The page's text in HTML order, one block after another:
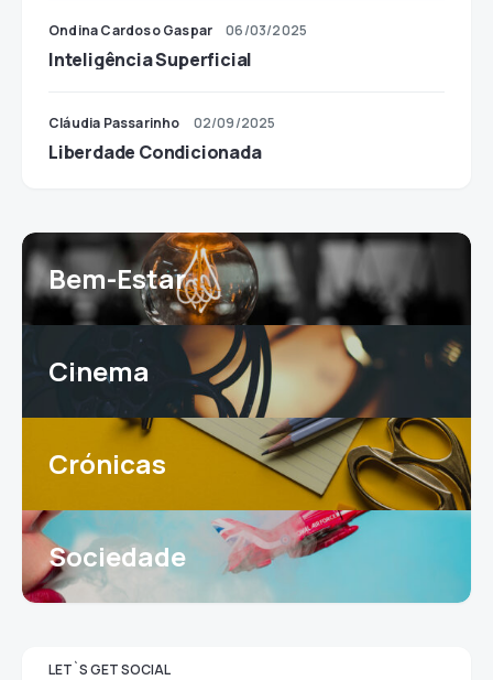
Ondina Cardoso Gaspar 06/03/2025
Inteligência Superficial
Cláudia Passarinho 02/09/2025
Liberdade Condicionada
Bem-Estar
Cinema
Crónicas
Sociedade
LET`S GET SOCIAL